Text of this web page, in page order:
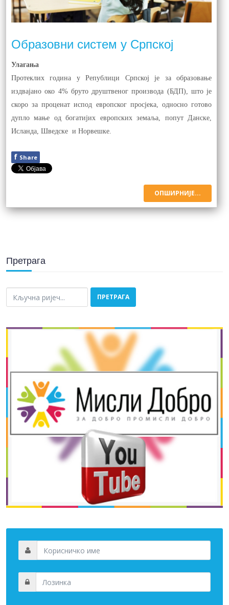
Образовни систем у Српској
Улагања
Протеклих година у Републици Српској је за образовање
издвајано око 4% бруто друштвеног производа (БДП), што је
скоро за проценат испод европског просјека, односно готово
дупло мање од богатијих европских земаља, попут Данске,
Исланда, Шведске и Норвешке.
f Share
ОПШИРНИЈЕ...
Претрага
тражи... ПРЕТРАГА